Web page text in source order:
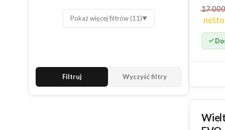
Pokaż więcej filtrów (11)▼
Filtruj Wyczyść filtry
17
netto
NOWY